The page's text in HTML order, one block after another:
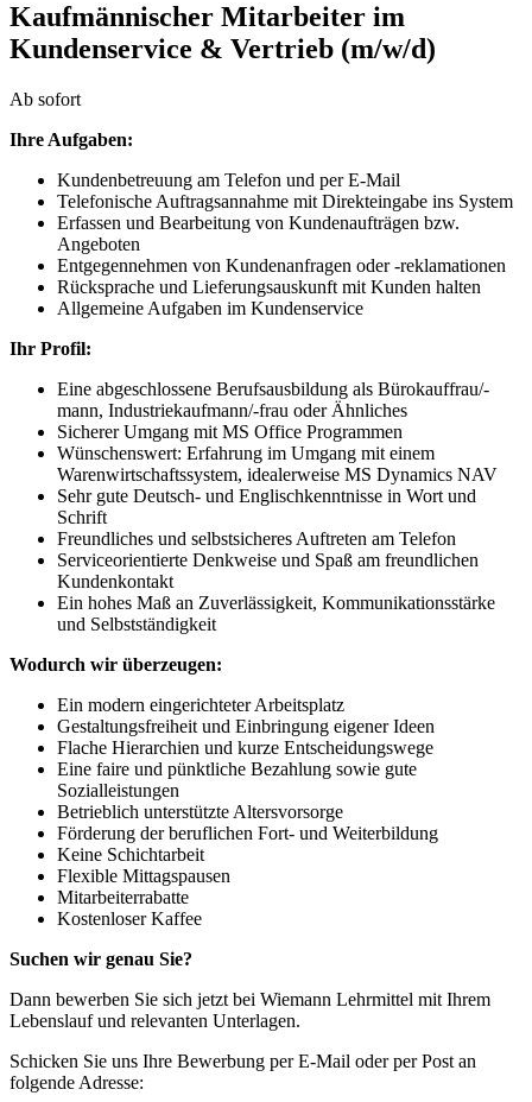
Kaufmännischer Mitarbeiter im
Kundenservice & Vertrieb (m/w/d)
Ab sofort
Ihre Aufgaben:
Kundenbetreuung am Telefon und per E-Mail
Telefonische Auftragsannahme mit Direkteingabe ins System
Erfassen und Bearbeitung von Kundenaufträgen bzw.
Angeboten
Entgegennehmen von Kundenanfragen oder -reklamationen
Rücksprache und Lieferungsauskunft mit Kunden halten
Allgemeine Aufgaben im Kundenservice
Ihr Profil:
Eine abgeschlossene Berufsausbildung als Bürokauffrau/-
mann, Industriekaufmann/-frau oder Ähnliches
Sicherer Umgang mit MS Office Programmen
Wünschenswert: Erfahrung im Umgang mit einem
Warenwirtschaftssystem, idealerweise MS Dynamics NAV
Sehr gute Deutsch- und Englischkenntnisse in Wort und
Schrift
Freundliches und selbstsicheres Auftreten am Telefon
Serviceorientierte Denkweise und Spaß am freundlichen
Kundenkontakt
Ein hohes Maß an Zuverlässigkeit, Kommunikationsstärke
und Selbstständigkeit
Wodurch wir überzeugen:
Ein modern eingerichteter Arbeitsplatz
Gestaltungsfreiheit und Einbringung eigener Ideen
Flache Hierarchien und kurze Entscheidungswege
Eine faire und pünktliche Bezahlung sowie gute
Sozialleistungen
Betrieblich unterstützte Altersvorsorge
Förderung der beruflichen Fort- und Weiterbildung
Keine Schichtarbeit
Flexible Mittagspausen
Mitarbeiterrabatte
Kostenloser Kaffee
Suchen wir genau Sie?
Dann bewerben Sie sich jetzt bei Wiemann Lehrmittel mit Ihrem
Lebenslauf und relevanten Unterlagen.
Schicken Sie uns Ihre Bewerbung per E-Mail oder per Post an
folgende Adresse: